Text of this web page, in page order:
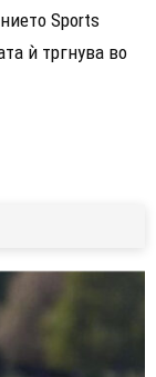
Sports
ѝ тргнува во